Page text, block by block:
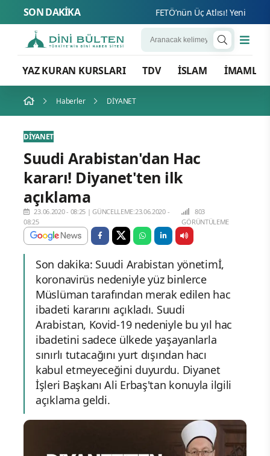
SON DAKİKA FETÖ’nün Üç Atlısı! Yeni
YAZ KURAN KURSLARI TDV İSLAM İMAMLAR
Haberler DİYANET
DİYANET
Suudi Arabistan'dan Hac
kararı! Diyanet'ten ilk
açıklama
23.06.2020 - 08:25 |GÜNCELLEME:23.06.2020 -
08:25
803
GÖRÜNTÜLEME
Son dakika: Suudi Arabistan yönetimİ,
koronavirüs nedeniyle yüz binlerce
Müslüman tarafından merak edilen hac
ibadeti kararını açıkladı. Suudi
Arabistan, Kovid-19 nedeniyle bu yıl hac
ibadetini sadece ülkede yaşayanlarla
sınırlı tutacağını yurt dışından hacı
kabul etmeyeceğini duyurdu. Diyanet
İşleri Başkanı Ali Erbaş'tan konuyla ilgili
açıklama geldi.